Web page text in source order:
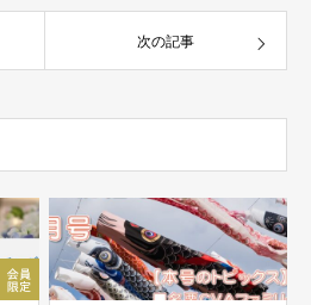
次の記事